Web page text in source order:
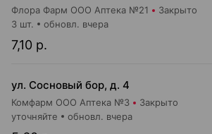
Флора Фарм ООО Аптека №21 Закрыто
7,10 р.
3 шт. обновл. вчера
ул. Сосновый бор, д. 4
Комфарм ООО Аптека №3 Закрыто
уточняйте обновл. вчера